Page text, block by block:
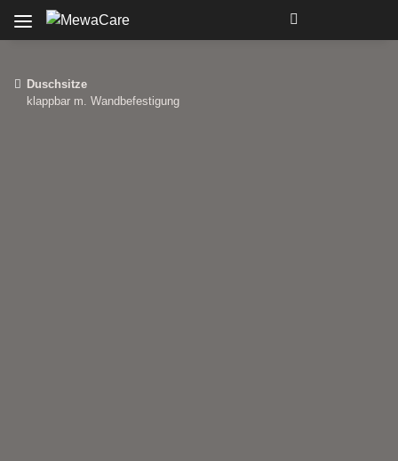
Duschsitze
klappbar m. Wandbefestigung